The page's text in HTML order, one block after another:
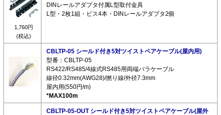
1,760円
(税込)
DINレールアダプタ付属L型取付金具
L型・2枚1組・ビス4本・DINレールアダプタ2個
CBLTP-05 シールド付き5対ツイストペアケーブル(屋内用)
型番：CBLTP-05
RS422/RS485/4線式RS485用両端バラケーブル
線径0.32mm(AWG28)/撚り線/外径7.3mm
屋内用(550円/m)
*MAX100m
CBLTP-05-OUT シールド付き5対ツイストペアケーブル(屋外